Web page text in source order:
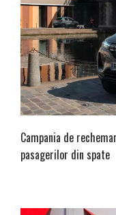
Campania de
pasagerilor din spate